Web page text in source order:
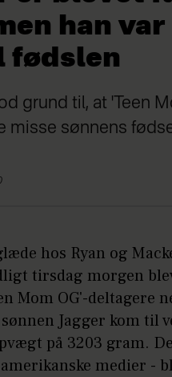
han
fødslen
grund til, at 'Teen
misse sønnens
hos Ryan og
tirsdag morgen
Mom OG'-deltagere
Jagger kom til
på 3203 gram.
medier -